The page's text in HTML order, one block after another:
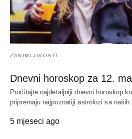
ZANIMLJIVOSTI
Dnevni horoskop za 12.
Pročitajte najdetaljniji dnevni horoskop
pripremaju najpoznatiji astrolozi sa
…
5 mjeseci ago